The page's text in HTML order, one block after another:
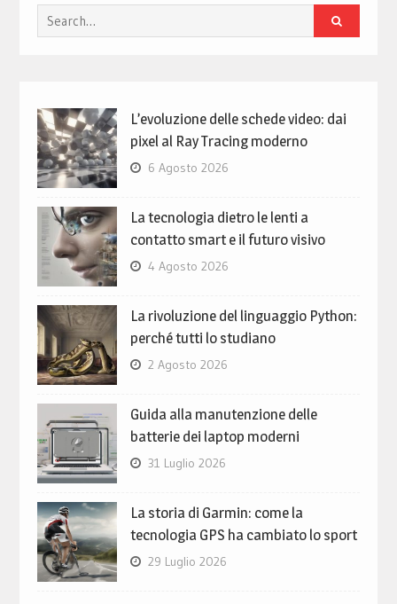
Search
for:
L’evoluzione delle schede video: dai
pixel al Ray Tracing moderno
6 Agosto 2026
La tecnologia dietro le lenti a
contatto smart e il futuro visivo
4 Agosto 2026
La rivoluzione del linguaggio Python:
perché tutti lo studiano
2 Agosto 2026
Guida alla manutenzione delle
batterie dei laptop moderni
31 Luglio 2026
La storia di Garmin: come la
tecnologia GPS ha cambiato lo sport
29 Luglio 2026